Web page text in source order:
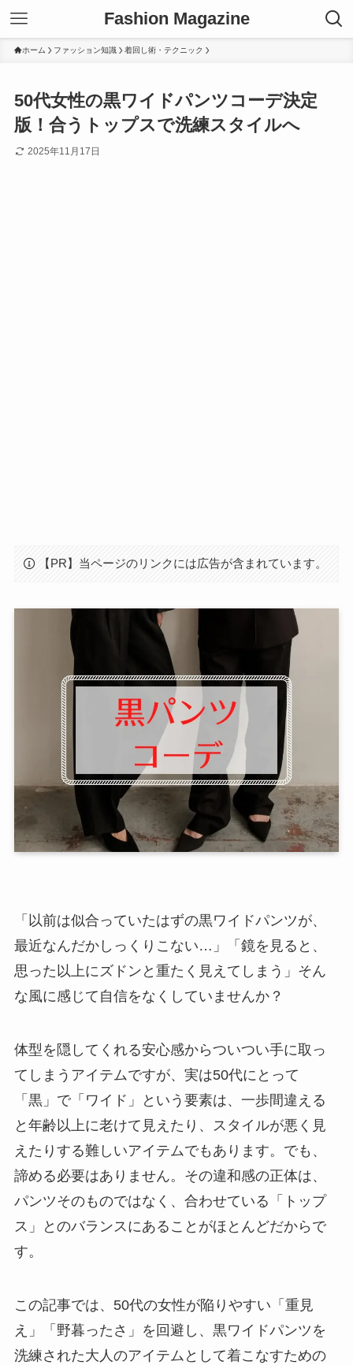
Fashion Magazine
ホーム ファッション知識 着回し術・テクニック
50代女性の黒ワイドパンツコーデ決定
版！合うトップスで洗練スタイルへ
2025年11月17日
【PR】当ページのリンクには広告が含まれています。
「以前は似合っていたはずの黒ワイドパンツが、
最近なんだかしっくりこない…」「鏡を見ると、
思った以上にズドンと重たく見えてしまう」そん
な風に感じて自信をなくしていませんか？
体型を隠してくれる安心感からついつい手に取っ
てしまうアイテムですが、実は50代にとって
「黒」で「ワイド」という要素は、一歩間違える
と年齢以上に老けて見えたり、スタイルが悪く見
えたりする難しいアイテムでもあります。でも、
諦める必要はありません。その違和感の正体は、
パンツそのものではなく、合わせている「トップ
ス」とのバランスにあることがほとんどだからで
す。
この記事では、50代の女性が陥りやすい「重見
え」「野暮ったさ」を回避し、黒ワイドパンツを
洗練された大人のアイテムとして着こなすための